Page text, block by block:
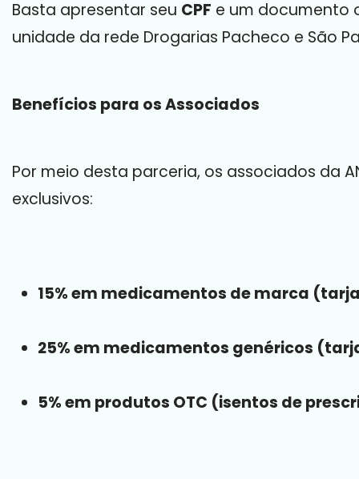
Basta apresentar seu CPF e um documento
unidade da rede Drogarias Pacheco e São
Benefícios para os Associados
Por meio desta parceria, os associados da
exclusivos:
15% em medicamentos de marca
25% em medicamentos genéricos
5% em produtos OTC (isentos de